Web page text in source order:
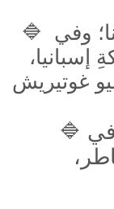
🔷 أرحّبُ بكمْ باسمِ الشعبِ العراقيّ، وبضيوفِ قمتِنا؛ وفي
🔷 تشخص أعينُ شعوبِنا العربيةِ إليكمْ اليوم، أملًا في